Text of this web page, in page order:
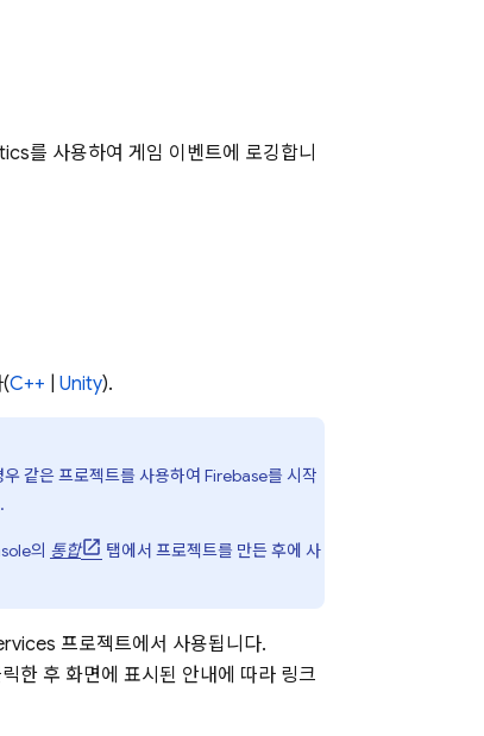
를 사용하여 게임 이벤트에 로깅합니
C++ Unity).
같은 프로젝트를 사용하여 Firebase를 시작
의 통합
탭에서 프로젝트를 만든 후에 사
프로젝트에서 사용됩니다.
한 후 화면에 표시된 안내에 따라 링크